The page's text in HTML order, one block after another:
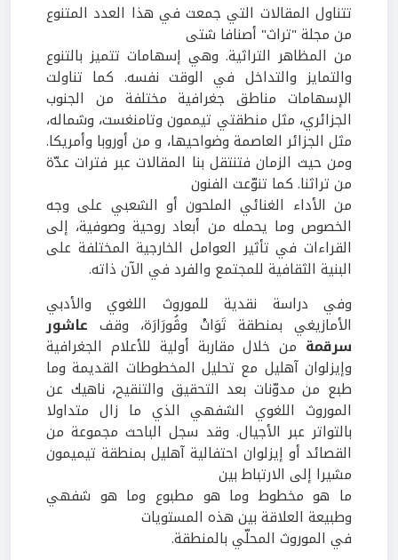
تتناول المقالات التي جمعت في هذا العدد المتنوع
من مجلة "تراث" أصنافا شتى
من المظاهر التراثية. وهي إسهامات تتميز بالتنوع
والتمايز والتداخل في الوقت نفسه. كما تناولت
الإسهامات مناطق جغرافية مختلفة من الجنوب
الجزائري، مثل منطقتي تيممون وتامنغست، وشماله،
مثل الجزائر العاصمة وضواحيها، و من أوروبا وأمريكا.
ومن حيث الزمان فتنتقل بنا المقالات عبر فترات عدّة
من تراثنا. كما تنوّعت الفنون
من الأداء الغنائي الملحون أو الشعبي على وجه
الخصوص وما يحمله من أبعاد روحية وصوفية، إلى
القراءات في تأثير العوامل الخارجية المختلفة على
البنية الثقافية للمجتمع والفرد في الآن ذاته.
وفي دراسة نقدية للموروث اللغوي والأدبي
الأمازيغي بمنطقة تَوَاتْ وڤُورَارَة، وقف عاشور
سرقمة من خلال مقاربة أولية للأعلام الجغرافية
وإيزلوان آهليل مع تحليل المخطوطات القديمة وما
طبع من مدوّنات بعد التحقيق والتنقيح، ناهيك عن
الموروث اللغوي الشفهي الذي ما زال متداولا
بالتواتر عبر الأجيال. وقد سجل الباحث مجموعة من
القصائد أو إيزلوان احتفالية آهليل بمنطقة تيميمون
مشيرا إلى الارتباط بين
ما هو مخطوط وما هو مطبوع وما هو شفهي
وطبيعة العلاقة بين هذه المستويات
في الموروث المحلّي بالمنطقة.